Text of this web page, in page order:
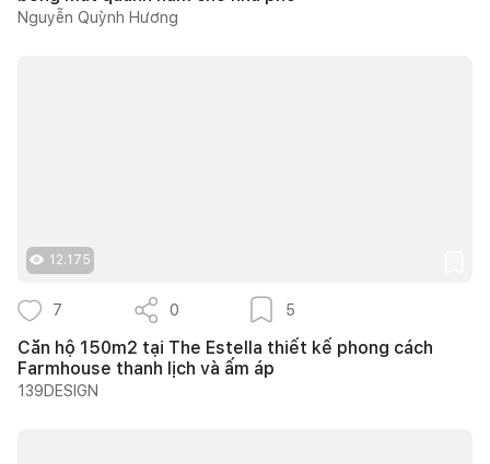
Nguyễn Quỳnh Hương
12.175
7 0 5
Căn hộ 150m2 tại The Estella thiết kế phong cách
Farmhouse thanh lịch và ấm áp
139DESIGN